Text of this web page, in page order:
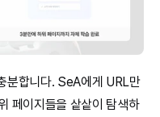
분합니다. SeA에게 URL만
페이지들을 샅샅이 탐색하